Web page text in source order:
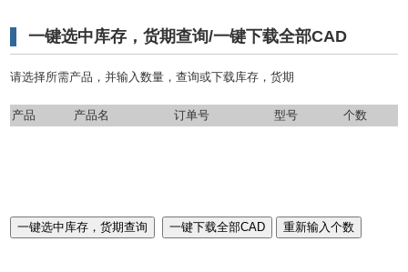
一键选中库存，货期查询/一键下载全部CAD
请选择所需产品，并输入数量，查询或下载库存，货期
产品 产品名 订单号 型号 个数